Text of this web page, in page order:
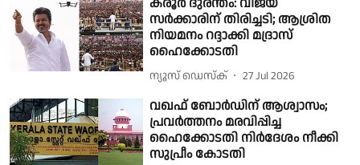
കരൂർ ദുരന്തം: വിജയ്
സര്‍ക്കാരിന് തിരിച്ചടി; ആശ്രിത
നിയമനം റദ്ദാക്കി മദ്രാസ്
ഹൈക്കോടതി
ന്യൂസ് ഡെസ്ക് 27 Jul 2026
വഖഫ് ബോർഡിന് ആശ്വാസം;
പ്രവർത്തനം മരവിപ്പിച്ച
ഹൈക്കോടതി നിർദേശം നീക്കി
സുപ്രീം കോടതി